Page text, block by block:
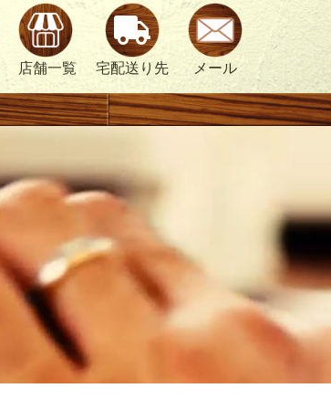
店舗一覧 宅配送り先 メール